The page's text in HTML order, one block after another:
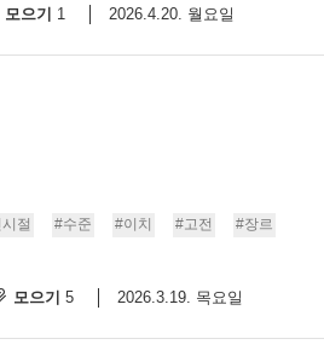
모으기 1 2026.4.20. 월요일
절 #수준 #이치 #고전
#장르
모으기 5 2026.3.19. 목요일